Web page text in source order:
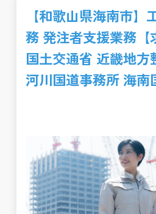
【和歌山県海南市】
務 発注者支援業務【
国土交通省 近畿地方
河川国道事務所 海南